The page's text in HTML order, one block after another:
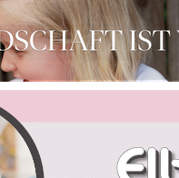
ELTERN UND KINDER
UND THEMEN